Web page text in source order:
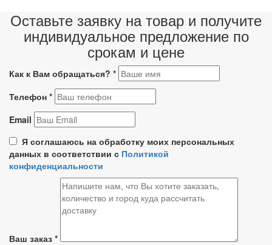
Оставьте заявку на товар и получите
индивидуальное предложение по
срокам и цене
Как к Вам обращаться? *
Телефон *
Email
Я соглашаюсь на обработку моих персональных
данных в соответствии с Политикой
конфиденциальности
Ваш заказ *